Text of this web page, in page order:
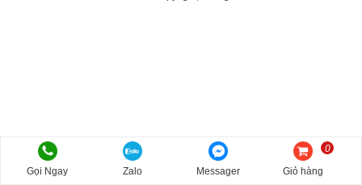
Gọi Ngay Zalo Messager Giỏ hàng
0